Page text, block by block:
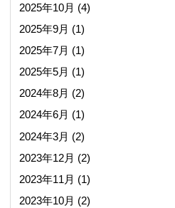
2025年10月 (4)
2025年9月 (1)
2025年7月 (1)
2025年5月 (1)
2024年8月 (2)
2024年6月 (1)
2024年3月 (2)
2023年12月 (2)
2023年11月 (1)
2023年10月 (2)